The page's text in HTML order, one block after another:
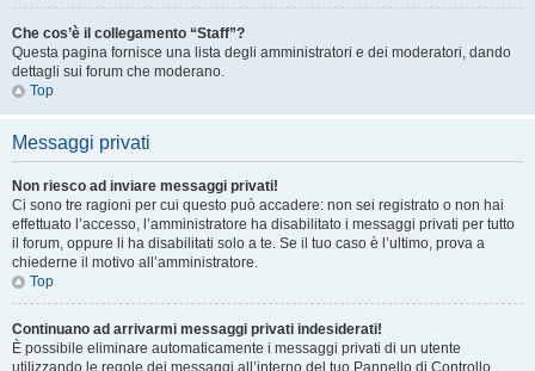
Che cos’è il collegamento “Staff”?
Questa pagina fornisce una lista degli amministratori e dei moderatori, dando
dettagli sui forum che moderano.
Top
Messaggi privati
Non riesco ad inviare messaggi privati!
Ci sono tre ragioni per cui questo può accadere: non sei registrato o non hai
effettuato l’accesso, l’amministratore ha disabilitato i messaggi privati per tutto
il forum, oppure li ha disabilitati solo a te. Se il tuo caso è l’ultimo, prova a
chiederne il motivo all’amministratore.
Top
Continuano ad arrivarmi messaggi privati indesiderati!
È possibile eliminare automaticamente i messaggi privati ​​di un utente
utilizzando le regole dei messaggi all’interno del tuo Pannello di Controllo